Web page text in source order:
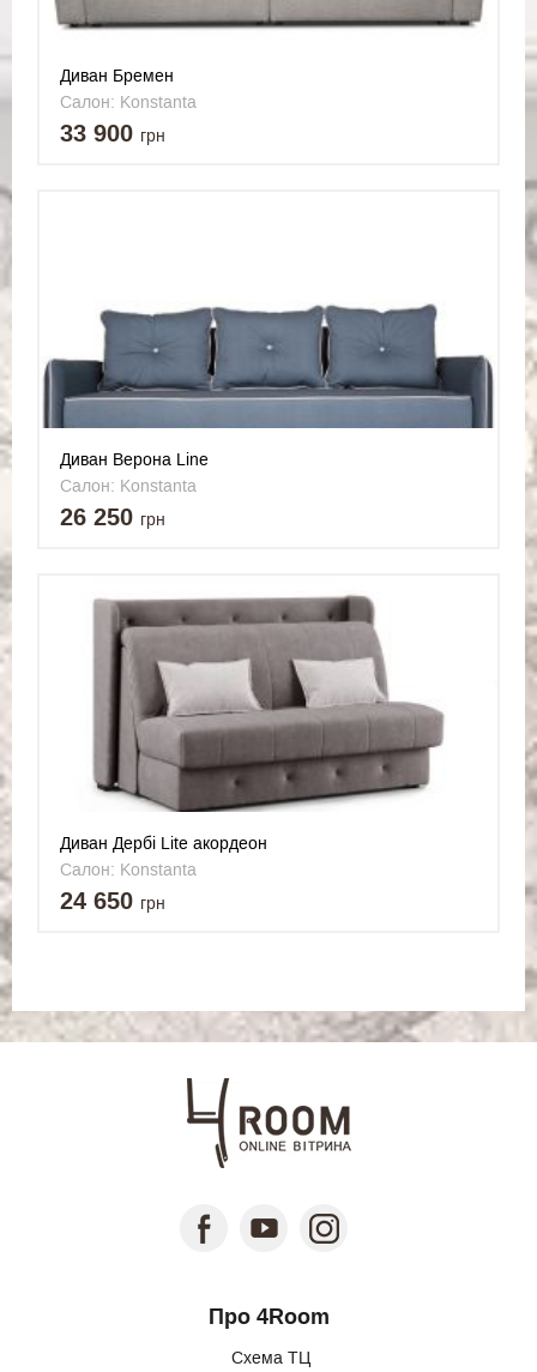
Диван Бремен
Салон: Konstanta
33 900 грн
Диван Верона Line
Салон: Konstanta
26 250 грн
Диван Дербі Lite акордеон
Салон: Konstanta
24 650 грн
Про 4Room
Схема ТЦ